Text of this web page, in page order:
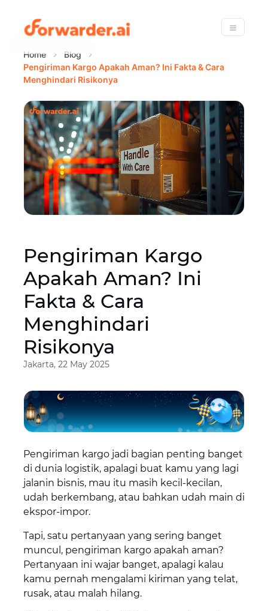
Forwarder
Menu
Home
Blog
Pengiriman Kargo Apakah Aman? Ini Fakta & Cara
Menghindari Risikonya
Pengiriman Kargo
Apakah Aman? Ini
Fakta & Cara
Menghindari
Risikonya
Jakarta, 22 May 2025
Pengiriman kargo jadi bagian penting banget
di dunia logistik, apalagi buat kamu yang lagi
jalanin bisnis, mau itu masih kecil-kecilan,
udah berkembang, atau bahkan udah main di
ekspor-impor.
Tapi, satu pertanyaan yang sering banget
muncul, pengiriman kargo apakah aman?
Pertanyaan ini wajar banget, apalagi kalau
kamu pernah mengalami kiriman yang telat,
rusak, atau malah hilang.